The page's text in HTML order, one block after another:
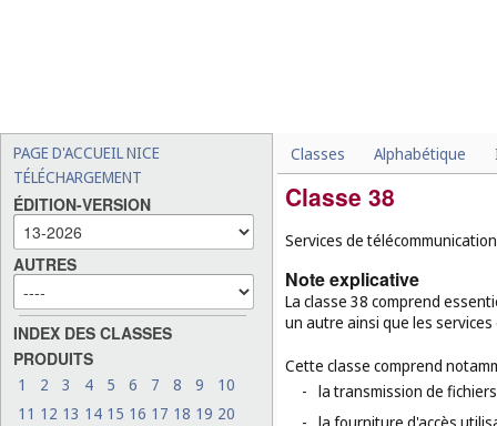
PAGE D'ACCUEIL NICE
TÉLÉCHARGEMENT
ÉDITION-VERSION
AUTRES
INDEX DES CLASSES
PRODUITS
1 2 3 4 5 6 7 8 9
10
11 12 13 14 15 16 17 18 19 20
Classes Alphabétique
Classe 38
Services de
Note explicative
La classe 38 comprend
un autre ainsi que les
Cette classe comprend
- la transmission de